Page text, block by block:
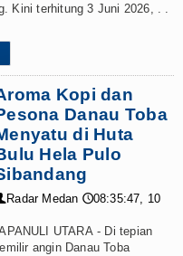
Kini terhitung 3 Juni 2026, . .
Kopi dan
Danau Toba
di Huta
Hela Pulo
Radar Medan 🕔08:35:47, 10
UTARA - Di tepian
angin Danau Toba